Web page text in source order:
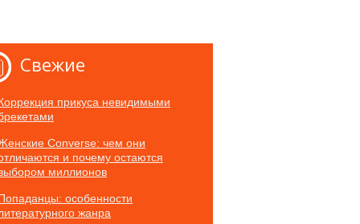
Свежие
прикуса невидимыми
Converse: чем они
и почему остаются
миллионов
особенности
жанра